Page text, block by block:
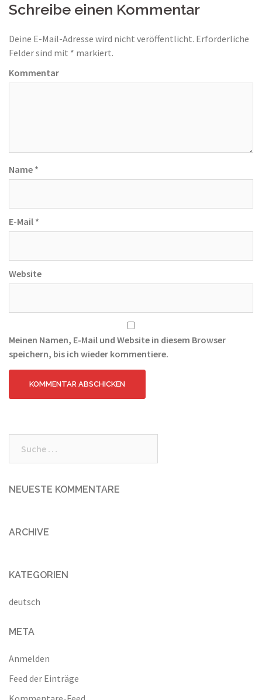
Schreibe einen Kommentar
Deine E-Mail-Adresse wird nicht veröffentlicht. Erforderliche
Felder sind mit * markiert.
Kommentar
Name *
E-Mail *
Website
Meinen Namen, E-Mail und Website in diesem Browser
speichern, bis ich wieder kommentiere.
nach:
NEUESTE KOMMENTARE
ARCHIVE
KATEGORIEN
deutsch
META
Anmelden
Feed der Einträge